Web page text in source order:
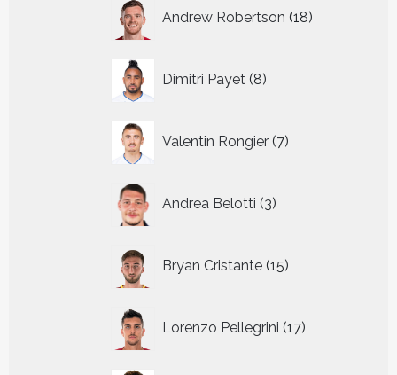
Andrew Robertson 18
producten
Dimitri Payet 8
producten
Valentin Rongier 7
producten
Andrea Belotti 3
producten
Bryan Cristante 15
producten
Lorenzo Pellegrini 17
producten